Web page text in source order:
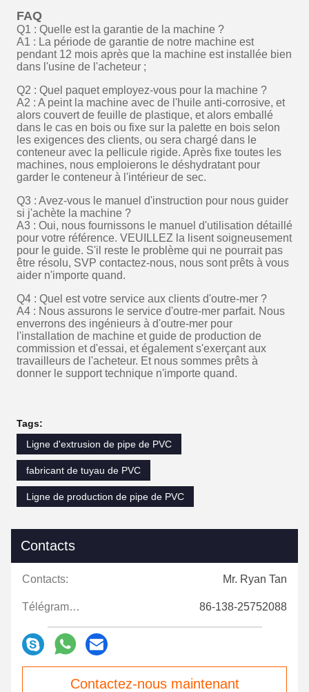
FAQ
Q1 : Quelle est la garantie de la machine ?
A1 : La période de garantie de notre machine est
pendant 12 mois après que la machine est installée bien
dans l'usine de l'acheteur ;
Q2 : Quel paquet employez-vous pour la machine ?
A2 : A peint la machine avec de l'huile anti-corrosive, et
alors couvert de feuille de plastique, et alors emballé
dans le cas en bois ou fixe sur la palette en bois selon
les exigences des clients, ou sera chargé dans le
conteneur avec la pellicule rigide. Après fixe toutes les
machines, nous emploierons le déshydratant pour
garder le conteneur à l'intérieur de sec.
Q3 : Avez-vous le manuel d'instruction pour nous guider
si j'achète la machine ?
A3 : Oui, nous fournissons le manuel d'utilisation détaillé
pour votre référence. VEUILLEZ la lisent soigneusement
pour le guide. S'il reste le problème qui ne pourrait pas
être résolu, SVP contactez-nous, nous sont prêts à vous
aider n'importe quand.
Q4 : Quel est votre service aux clients d'outre-mer ?
A4 : Nous assurons le service d'outre-mer parfait. Nous
enverrons des ingénieurs à d'outre-mer pour
l'installation de machine et guide de production de
commission et d'essai, et également s'exerçant aux
travailleurs de l'acheteur. Et nous sommes prêts à
donner le support technique n'importe quand.
Tags:
Ligne d'extrusion de pipe de PVC
fabricant de tuyau de PVC
Ligne de production de pipe de PVC
Contacts
Contacts: Mr. Ryan Tan
Télégramme: 86-138-25752088
Contactez-nous maintenant